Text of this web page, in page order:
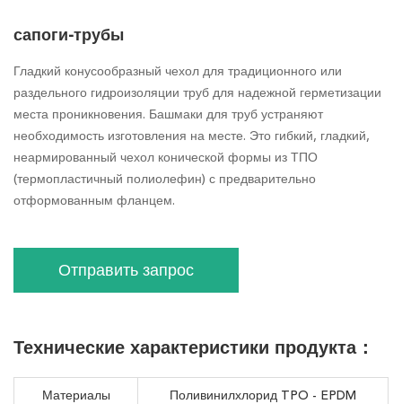
сапоги-трубы
Гладкий конусообразный чехол для традиционного или
раздельного гидроизоляции труб для надежной герметизации
места проникновения. Башмаки для труб устраняют
необходимость изготовления на месте. Это гибкий, гладкий,
неармированный чехол конической формы из ТПО
(термопластичный полиолефин) с предварительно
отформованным фланцем.
Отправить запрос
Технические характеристики продукта：
Материалы Поливинилхлорид TPO - EPDM